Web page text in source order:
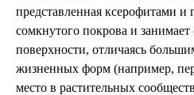
представленная ксерофитами и
сомкнутого покрова и
поверхности, отличаясь
жизненных форм (например,
место в растительных